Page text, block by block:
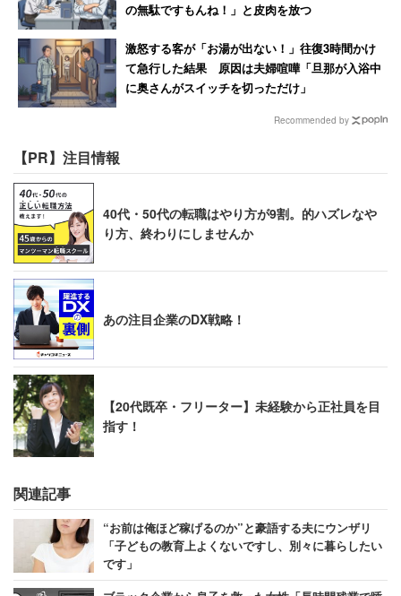
の無駄ですもんね！」と皮肉を放つ
激怒する客が「お湯が出ない！」往復3時間かけ
て急行した結果 原因は夫婦喧嘩「旦那が入浴中
に奥さんがスイッチを切っただけ」
Recommended by
【PR】注目情報
40代・50代の転職はやり方が9割。的ハズレなや
り方、終わりにしませんか
あの注目企業のDX戦略！
【20代既卒・フリーター】未経験から正社員を目
指す！
関連記事
“お前は俺ほど稼げるのか”と豪語する夫にウンザリ
「子どもの教育上よくないですし、別々に暮らしたい
です」